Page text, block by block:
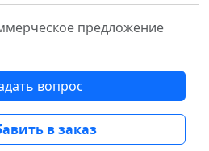
предложение
вопрос
в заказ